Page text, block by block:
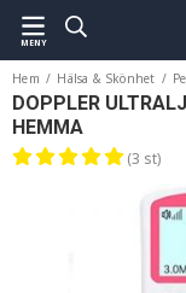
MENY
Hem / Hälsa & Skönhet /
DOPPLER
HEMMA
(3 st)